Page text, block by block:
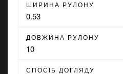
ШИРИНА РУЛОНУ
0.53
ДОВЖИНА РУЛОНУ
10
СПОСІБ ДОГЛЯДУ